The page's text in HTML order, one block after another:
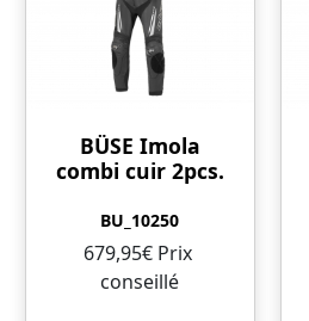
BÜSE Imola
combi cuir 2pcs.
BU_10250
679,95€ Prix ​​
conseillé